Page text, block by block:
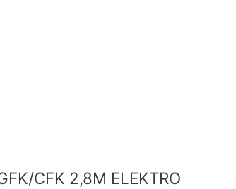
CFK 2,8M ELEKTRO